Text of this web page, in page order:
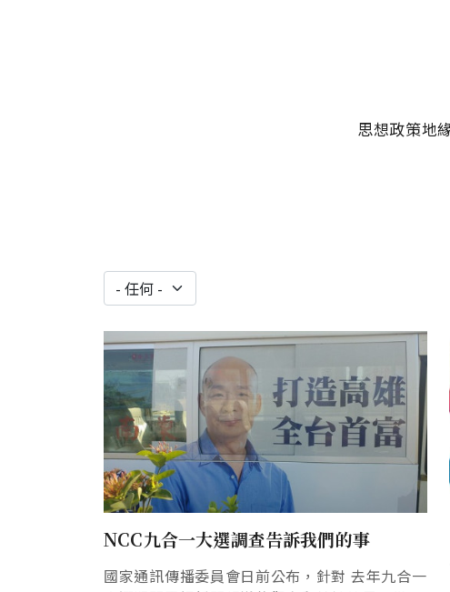
思想政策地
NCC九合一大選調查告訴我們的事
國家通訊傳播委員會日前公布，針對 去年九合一